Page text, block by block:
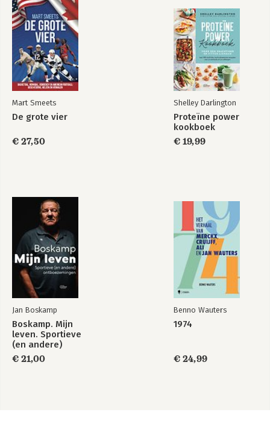
Mart Smeets
De grote vier
€ 27,50
Shelley Darlington
Proteïne power
kookboek
€ 19,99
Jan Boskamp
Boskamp. Mijn
leven. Sportieve
(en andere)
ontboezemingen
€ 21,00
Benno Wauters
1974
€ 24,99